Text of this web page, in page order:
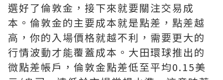
選好了倫敦金，接下來就要關注交易成
本。倫敦金的主要成本就是點差，點差越
高，你的入場價格就越不利，需要更大的
行情波動才能覆蓋成本。大田環球推出的
微點差帳戶，倫敦金點差低至平均0.15美